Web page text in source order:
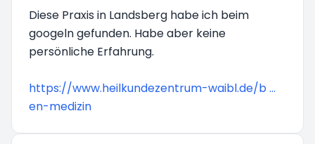
Diese Praxis in Landsberg habe ich beim
googeln gefunden. Habe aber keine
persönliche Erfahrung.
https://www.heilkundezentrum-waibl.de/b ...
en-medizin